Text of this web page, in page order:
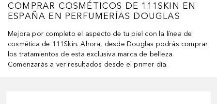
COMPRAR COSMÉTICOS DE 111SKIN EN
ESPAÑA EN PERFUMERÍAS DOUGLAS
Mejora por completo el aspecto de tu piel con la línea de
cosmética de 111Skin. Ahora, desde Douglas podrás comprar
los tratamientos de esta exclusiva marca de belleza.
Comenzarás a ver resultados desde el primer día.